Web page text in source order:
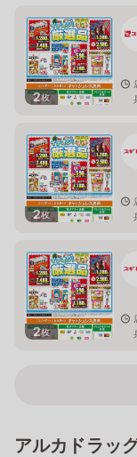
2枚
2枚
2枚
アルカドラッ